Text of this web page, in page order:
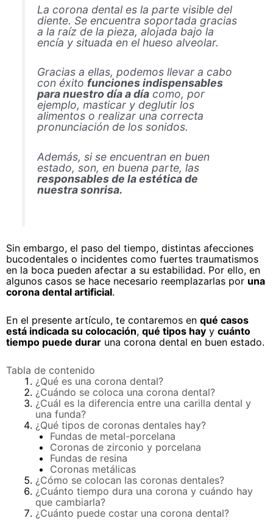
La corona dental es la parte visible del
diente. Se encuentra soportada gracias
a la raíz de la pieza, alojada bajo la
encía y situada en el hueso alveolar.
Gracias a ellas, podemos llevar a cabo
con éxito funciones indispensables
para nuestro día a día como, por
ejemplo, masticar y deglutir los
alimentos o realizar una correcta
pronunciación de los sonidos.
Además, si se encuentran en buen
estado, son, en buena parte, las
responsables de la estética de
nuestra sonrisa.
Sin embargo, el paso del tiempo, distintas afecciones
bucodentales o incidentes como fuertes traumatismos
en la boca pueden afectar a su estabilidad. Por ello, en
algunos casos se hace necesario reemplazarlas por una
corona dental artificial.
En el presente artículo, te contaremos en qué casos
está indicada su colocación, qué tipos hay y cuánto
tiempo puede durar una corona dental en buen estado.
Tabla de contenido
¿Qué es una corona dental?
¿Cuándo se coloca una corona dental?
¿Cuál es la diferencia entre una carilla dental y
una funda?
¿Qué tipos de coronas dentales hay?
Fundas de metal-porcelana
Coronas de zirconio y porcelana
Fundas de resina
Coronas metálicas
¿Cómo se colocan las coronas dentales?
¿Cuánto tiempo dura una corona y cuándo hay
que cambiarla?
¿Cuánto puede costar una corona dental?